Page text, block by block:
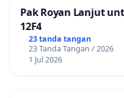
Pak Royan Lanjut
12F4
23 tanda tangan
23 Tanda Tangan / 2026
1 Jul 2026